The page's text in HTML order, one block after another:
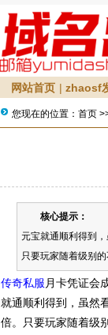
网站首页 | zhaosf
您现在的位置： 首页
核心提示：
月
元宝就通顺利得到
只要玩家随着级别
传奇私服 月卡凭证会
就通顺利得到，虽然
倍。只要玩家随着级